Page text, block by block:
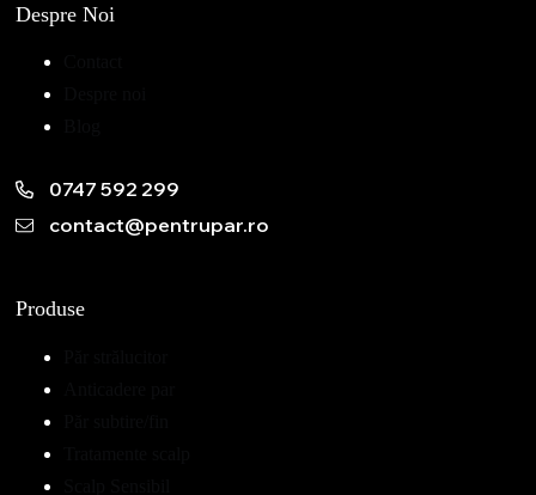
Despre Noi
0747 592 299
contact@pentrupar.ro
Produse